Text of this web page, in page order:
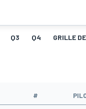
Q3 Q4 GRILLE
#